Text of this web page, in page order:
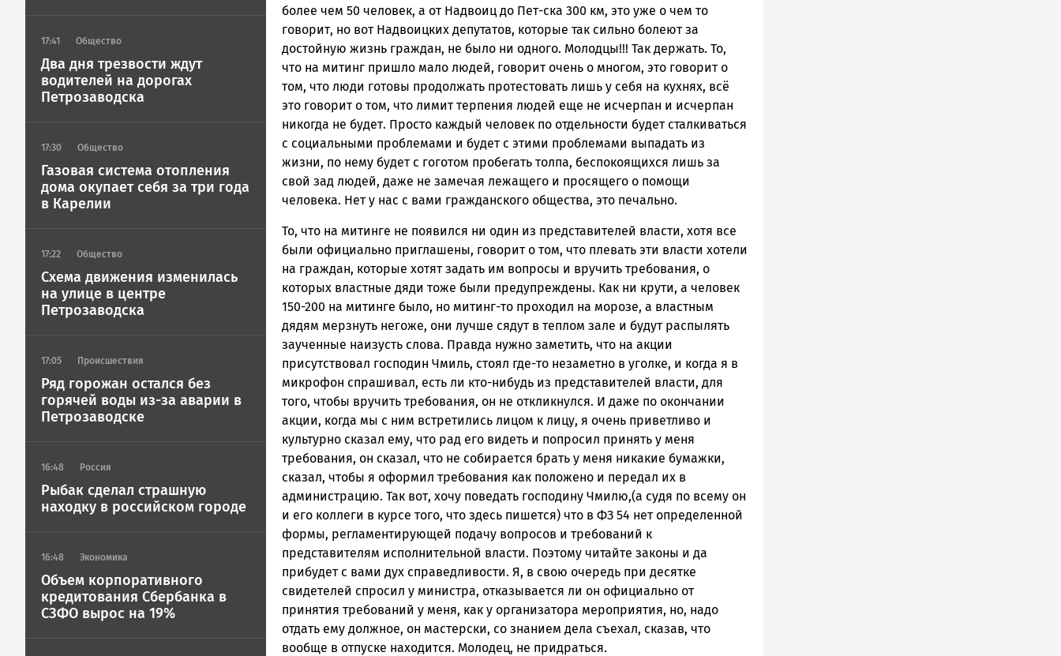
17:41 Общество
Два дня трезвости ждут
водителей на дорогах
Петрозаводска
17:30 Общество
Газовая система отопления
дома окупает себя за три года
в Карелии
17:22 Общество
Схема движения изменилась
на улице в центре
Петрозаводска
17:05 Происшествия
Ряд горожан остался без
горячей воды из-за аварии в
Петрозаводске
16:48 Россия
Рыбак сделал страшную
находку в российском городе
16:48 Экономика
Объем корпоративного
кредитования Сбербанка в
СЗФО вырос на 19%
более чем 50 человек, а от Надвоиц до Пет-ска 300 км, это уже о чем то
говорит, но вот Надвоицких депутатов, которые так сильно болеют за
достойную жизнь граждан, не было ни одного. Молодцы!!! Так держать. То,
что на митинг пришло мало людей, говорит очень о многом, это говорит о
том, что люди готовы продолжать протестовать лишь у себя на кухнях, всё
это говорит о том, что лимит терпения людей еще не исчерпан и исчерпан
никогда не будет. Просто каждый человек по отдельности будет сталкиваться
с социальными проблемами и будет с этими проблемами выпадать из
жизни, по нему будет с гоготом пробегать толпа, беспокоящихся лишь за
свой зад людей, даже не замечая лежащего и просящего о помощи
человека. Нет у нас с вами гражданского общества, это печально.
То, что на митинге не появился ни один из представителей власти, хотя все
были официально приглашены, говорит о том, что плевать эти власти хотели
на граждан, которые хотят задать им вопросы и вручить требования, о
которых властные дяди тоже были предупреждены. Как ни крути, а человек
150-200 на митинге было, но митинг-то проходил на морозе, а властным
дядям мерзнуть негоже, они лучше сядут в теплом зале и будут распылять
заученные наизусть слова. Правда нужно заметить, что на акции
присутствовал господин Чмиль, стоял где-то незаметно в уголке, и когда я в
микрофон спрашивал, есть ли кто-нибудь из представителей власти, для
того, чтобы вручить требования, он не откликнулся. И даже по окончании
акции, когда мы с ним встретились лицом к лицу, я очень приветливо и
культурно сказал ему, что рад его видеть и попросил принять у меня
требования, он сказал, что не собирается брать у меня никакие бумажки,
сказал, чтобы я оформил требования как положено и передал их в
администрацию. Так вот, хочу поведать господину Чмилю,(а судя по всему он
и его коллеги в курсе того, что здесь пишется) что в ФЗ 54 нет определенной
формы, регламентирующей подачу вопросов и требований к
представителям исполнительной власти. Поэтому читайте законы и да
прибудет с вами дух справедливости. Я, в свою очередь при десятке
свидетелей спросил у министра, отказывается ли он официально от
принятия требований у меня, как у организатора мероприятия, но, надо
отдать ему должное, он мастерски, со знанием дела съехал, сказав, что
вообще в отпуске находится. Молодец, не придраться.